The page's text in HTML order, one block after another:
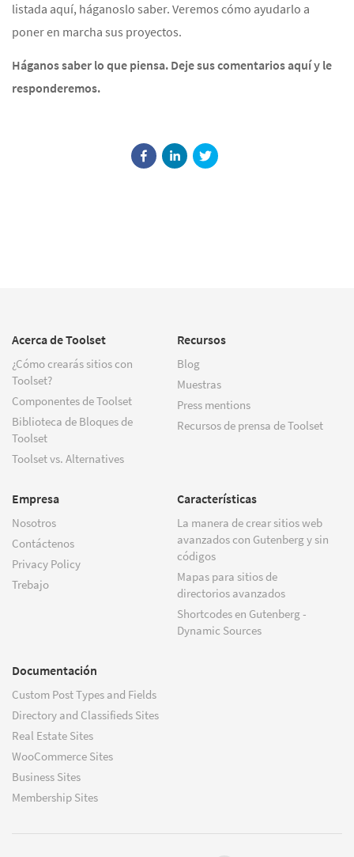
listada aquí, háganoslo saber. Veremos cómo ayudarlo a
poner en marcha sus proyectos.
Háganos saber lo que piensa. Deje sus comentarios aquí y le
responderemos.
Acerca de Toolset
¿Cómo crearás sitios con
Toolset?
Componentes de Toolset
Biblioteca de Bloques de
Toolset
Toolset vs. Alternatives
Recursos
Blog
Muestras
Press mentions
Recursos de prensa de Toolset
Empresa
Nosotros
Contáctenos
Privacy Policy
Trebajo
Características
La manera de crear sitios web
avanzados con Gutenberg y sin
códigos
Mapas para sitios de
directorios avanzados
Shortcodes en Gutenberg -
Dynamic Sources
Documentación
Custom Post Types and Fields
Directory and Classifieds Sites
Real Estate Sites
WooCommerce Sites
Business Sites
Membership Sites